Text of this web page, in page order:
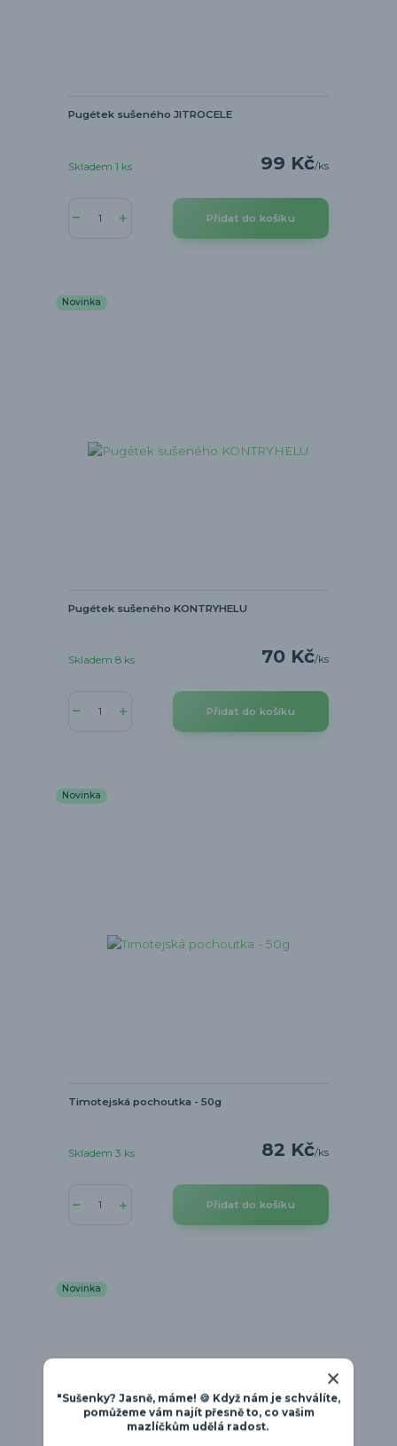
Pugétek sušeného JITROCELE
99 Kč/ks
Skladem 1 ks
Přidat do košíku
Novinka
Pugétek sušeného KONTRYHELU
70 Kč/ks
Skladem 8 ks
Přidat do košíku
Novinka
Timotejská pochoutka - 50g
82 Kč/ks
Skladem 3 ks
Přidat do košíku
Novinka
"Sušenky? Jasně, máme! 🍪 Když nám je schválíte,
pomůžeme vám najít přesně to, co vašim
mazlíčkům udělá radost.